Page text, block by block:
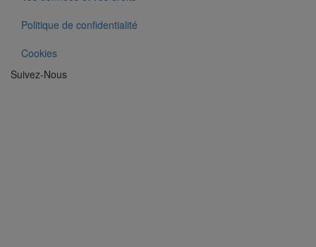
Politique de confidentialité
Cookies
Suivez-Nous